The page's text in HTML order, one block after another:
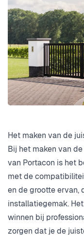
Het maken van de
Bij het maken van
van Portacon is het
met de
en de grootte ervan,
installatiegemak.
winnen bij
zorgen dat je de